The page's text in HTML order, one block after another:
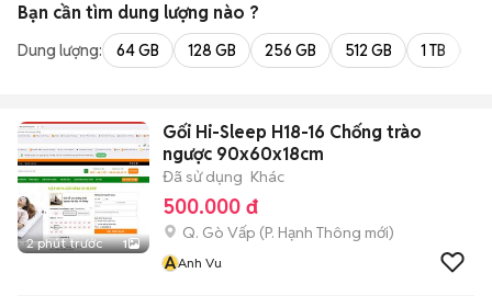
Bạn cần tìm dung lượng nào ?
Dung lượng: 64 GB 128 GB 256 GB 512 GB 1 TB
2 phút trước 1
Gối Hi-Sleep H18-16 Chống trào
ngược 90x60x18cm
Đã sử dụng Khác
500.000 đ
Q. Gò Vấp (P. Hạnh Thông mới)
AAnh Vu